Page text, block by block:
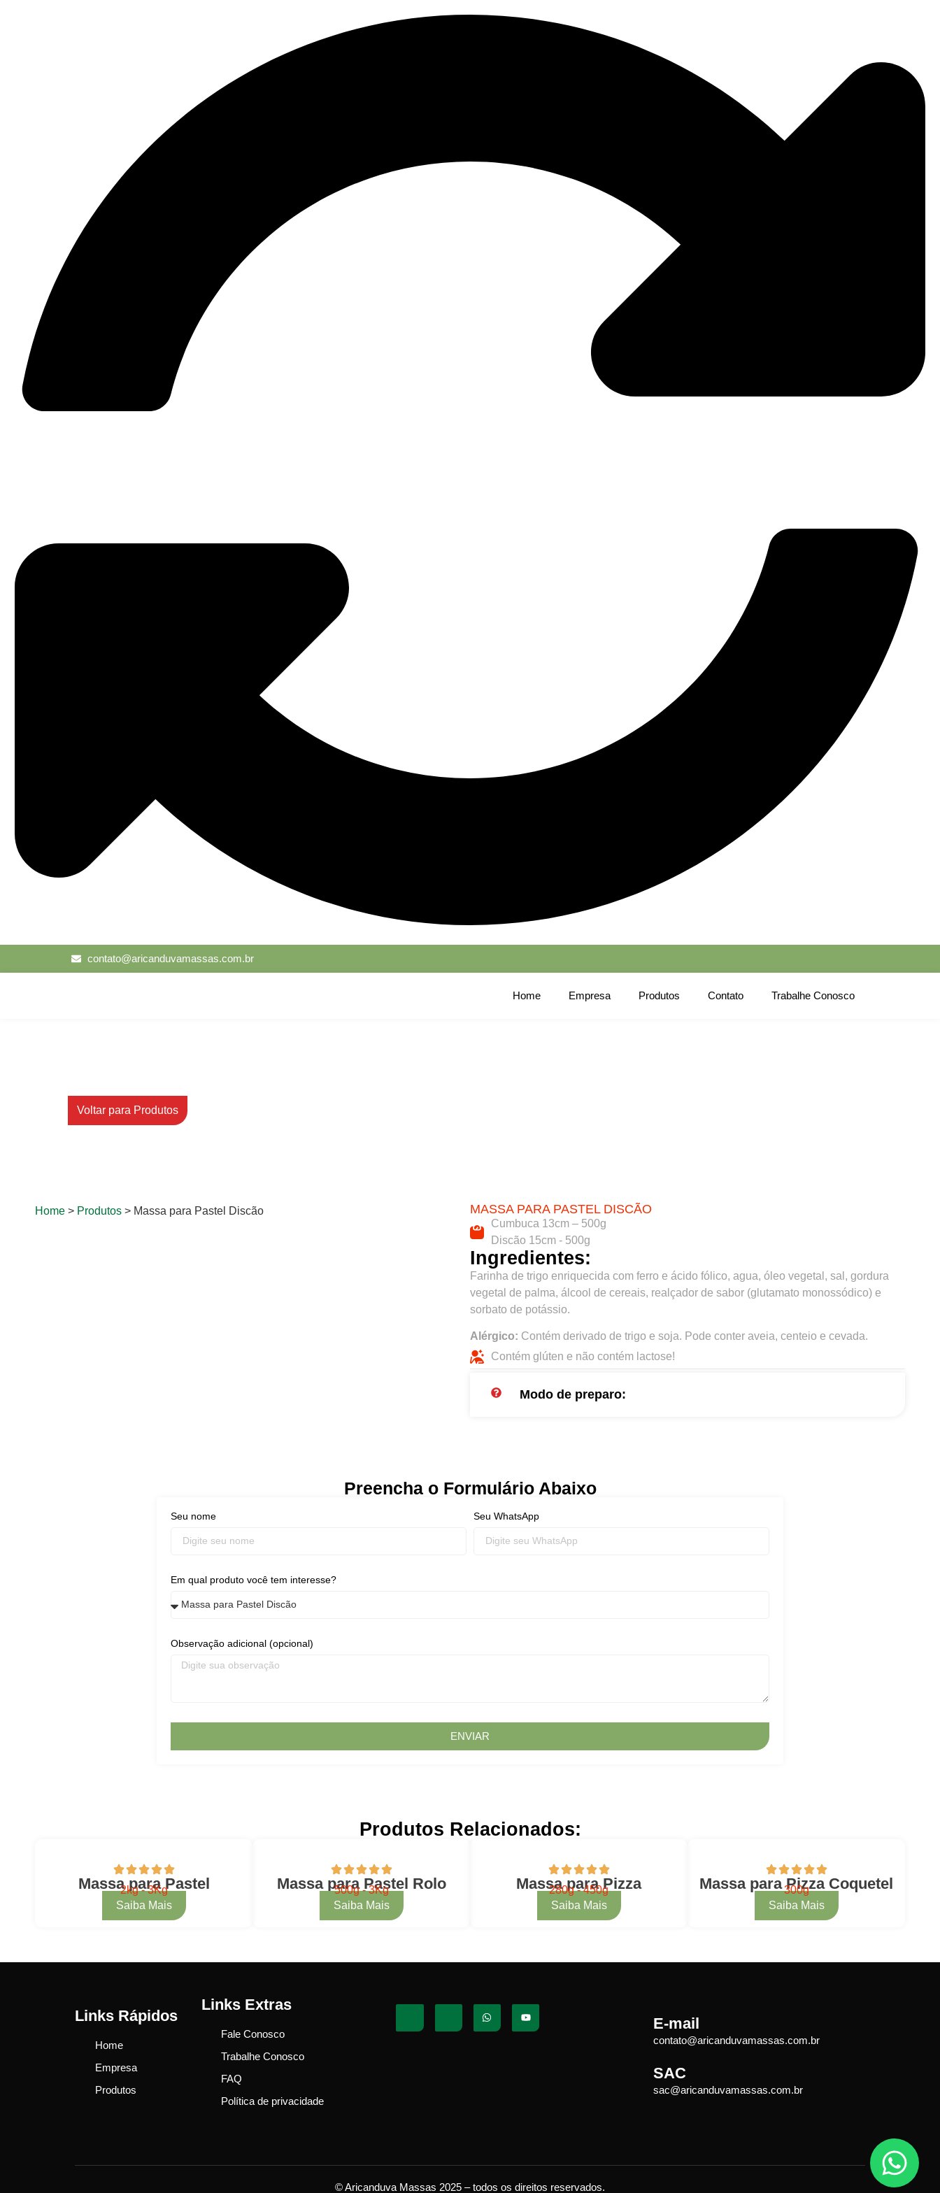
contato@aricanduvamassas.com.br
Home Empresa Produtos Contato Trabalhe Conosco
Voltar para Produtos
Home > Produtos > Massa para Pastel Discão MASSA PARA PASTEL DISCÃO
Cumbuca 13cm – 500g
Discão 15cm - 500g
Ingredientes:
Farinha de trigo enriquecida com ferro e ácido fólico, agua, óleo vegetal, sal, gordura
vegetal de palma, álcool de cereais, realçador de sabor (glutamato monossódico) e
sorbato de potássio.
Alérgico: Contém derivado de trigo e soja. Pode conter aveia, centeio e cevada.
Contém glúten e não contém lactose!
Modo de preparo:
Preencha o Formulário Abaixo
Seu nome Seu WhatsApp
Em qual produto você tem interesse?
Observação adicional (opcional)
ENVIAR
Produtos Relacionados:
Massa para Pastel
2kg - 3Kg
Saiba Mais
Massa para Pastel Rolo
500g - 3Kg
Saiba Mais
Massa para Pizza
280g - 450g
Saiba Mais
Massa para Pizza Coquetel
300g
Saiba Mais
Links Rápidos
Home
Empresa
Produtos
Links Extras
Fale Conosco
Trabalhe Conosco
FAQ
Política de privacidade
E-mail
contato@aricanduvamassas.com.br
SAC
sac@aricanduvamassas.com.br
© Aricanduva Massas 2025 – todos os direitos reservados.